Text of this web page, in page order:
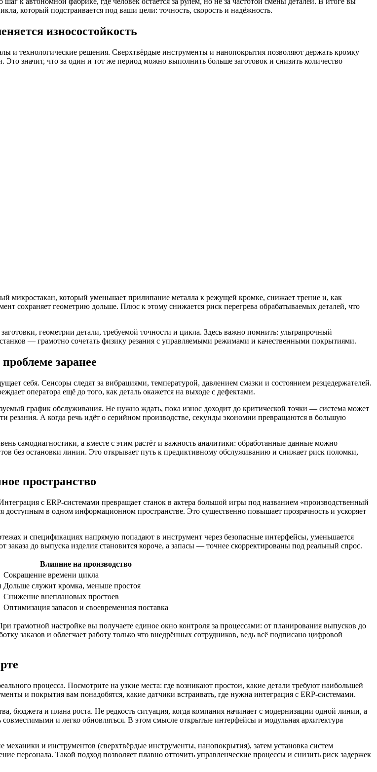
который подстраивается под ваши цели: точность, скорость и надёжность.
износостойкость
и технологические решения. Сверхтвёрдые инструменты и нанопокрытия позволяют держать кромку
Это значит, что за один и тот же период можно выполнить больше заготовок и снизить количество
микростакан, который уменьшает прилипание металла к режущей кромке, снижает трение и, как
сохраняет геометрию дольше. Плюс к этому снижается риск перегрева обрабатываемых деталей, что
геометрии детали, требуемой точности и цикла. Здесь важно помнить: ультрапрочный
— грамотно сочетать физику резания с управляемыми режимами и качественными покрытиями.
заранее
себя. Сенсоры следят за вибрациями, температурой, давлением смазки и состоянием резцедержателей.
оператора ещё до того, как деталь окажется на выходе с дефектами.
график обслуживания. Не нужно ждать, пока износ доходит до критической точки — система может
резания. А когда речь идёт о серийном производстве, секунды экономии превращаются в большую
самодиагностики, а вместе с этим растёт и важность аналитики: обработанные данные можно
без остановки линии. Это открывает путь к предиктивному обслуживанию и снижает риск поломки,
пространство
с ERP-системами превращает станок в актера большой игры под названием «производственный
в одном информационном пространстве. Это существенно повышает прозрачность и ускоряет
и спецификациях напрямую попадают в инструмент через безопасные интерфейсы, уменьшается
заказа до выпуска изделия становится короче, а запасы — точнее скорректированы под реальный спрос.
Влияние на производство
Сокращение времени цикла
Дольше служит кромка, меньше простоя
Снижение внеплановых простоев
Оптимизация запасов и своевременная поставка
грамотной настройке вы получаете единое окно контроля за процессами: от планирования выпусков до
заказов и облегчает работу только что внедрённых сотрудников, ведь всё подписано цифровой
процесса. Посмотрите на узкие места: где возникают простои, какие детали требуют наибольшей
и покрытия вам понадобятся, какие датчики встраивать, где нужна интеграция с ERP-системами.
бюджета и плана роста. Не редкость ситуация, когда компания начинает с модернизации одной линии, а
и легко обновляться. В этом смысле открытые интерфейсы и модульная архитектура
и инструментов (сверхтвёрдые инструменты, нанопокрытия), затем установка систем
персонала. Такой подход позволяет плавно отточить управленческие процессы и снизить риск задержек